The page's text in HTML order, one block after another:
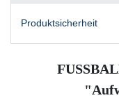
Produktsicherheit